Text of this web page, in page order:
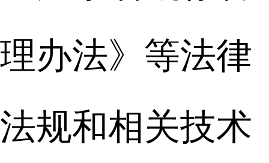
理办法》等法律
法规和相关技术